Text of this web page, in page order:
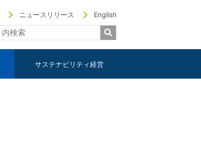
ニュースリリース English
サステナビリティ経営